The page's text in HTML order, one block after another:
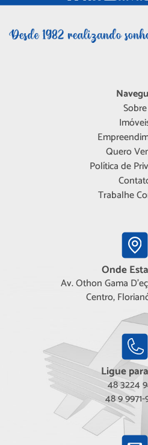
Sobre
Quero
Política de
Trabalhe
Onde
Av. Othon Gama
Centro,
Ligue
48 3224
48 9